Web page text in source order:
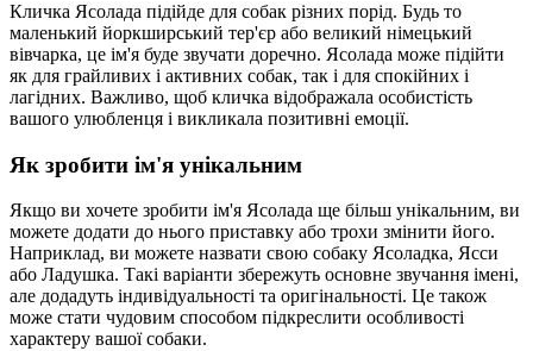
Кличка Ясолада підійде для собак різних порід. Будь то
маленький йоркширський тер'єр або великий німецький
вівчарка, це ім'я буде звучати доречно. Ясолада може підійти
як для грайливих і активних собак, так і для спокійних і
лагідних. Важливо, щоб кличка відображала особистість
вашого улюбленця і викликала позитивні емоції.
Як зробити ім'я унікальним
Якщо ви хочете зробити ім'я Ясолада ще більш унікальним, ви
можете додати до нього приставку або трохи змінити його.
Наприклад, ви можете назвати свою собаку Ясоладка, Ясси
або Ладушка. Такі варіанти збережуть основне звучання імені,
але додадуть індивідуальності та оригінальності. Це також
може стати чудовим способом підкреслити особливості
характеру вашої собаки.